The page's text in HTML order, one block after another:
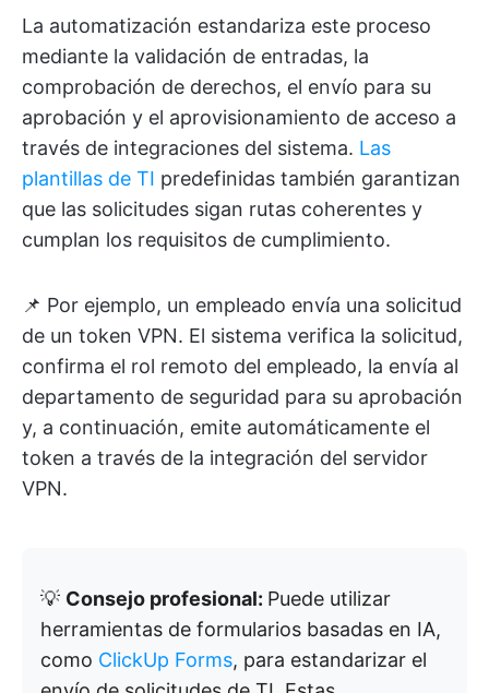
La automatización estandariza este proceso
mediante la validación de entradas, la
comprobación de derechos, el envío para su
aprobación y el aprovisionamiento de acceso a
través de integraciones del sistema. Las
plantillas de TI predefinidas también garantizan
que las solicitudes sigan rutas coherentes y
cumplan los requisitos de cumplimiento.
📌 Por ejemplo, un empleado envía una solicitud
de un token VPN. El sistema verifica la solicitud,
confirma el rol remoto del empleado, la envía al
departamento de seguridad para su aprobación
y, a continuación, emite automáticamente el
token a través de la integración del servidor
VPN.
💡 Consejo profesional: Puede utilizar
herramientas de formularios basadas en IA,
como ClickUp Forms, para estandarizar el